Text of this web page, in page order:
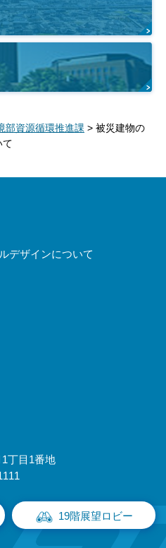
部資源循環推進課 > 被災建物の
て
デザインについて
丁目1番地
19階展望ロビー